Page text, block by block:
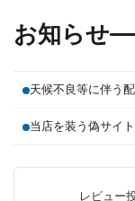
お知らせ
天候不良等に伴う
当店を装う偽サイ
レビュー